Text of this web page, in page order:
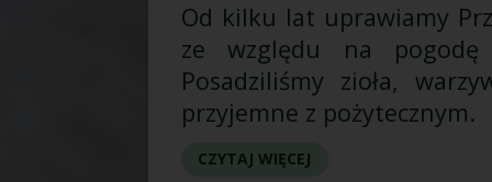
Od kilku lat uprawiamy
ze względu na
Posadziliśmy zioła,
przyjemne z pożytecznym.
CZYTAJ WIĘCEJ